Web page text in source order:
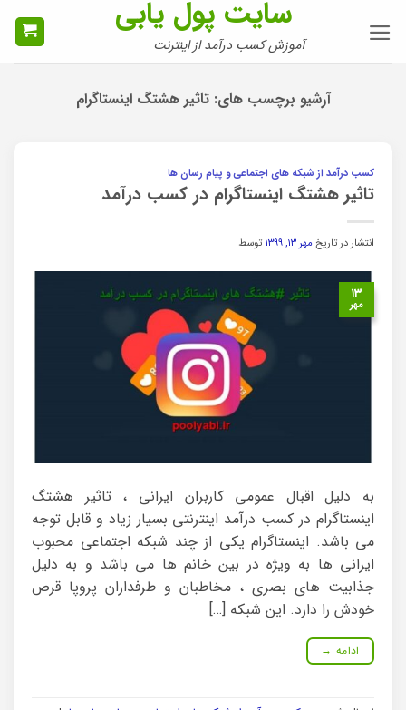
سایت پول یابی
آموزش کسب درآمد از اینترنت
آرشیو برچسب های:تاثیر هشتگ اینستاگرام
کسب درآمد از شبکه های اجتماعی و پیام رسان ها
تاثیر هشتگ اینستاگرام در کسب درآمد
انتشار در تاریخ مهر ۱۳, ۱۳۹۹ توسط
۱۳
مهر
به دلیل اقبال عمومی کاربران ایرانی ، تاثیر هشتگ
اینستاگرام در کسب درآمد اینترنتی بسیار زیاد و قابل توجه
می باشد. اینستاگرام یکی از چند شبکه اجتماعی محبوب
ایرانی ها به ویژه در بین خانم ها می باشد و به دلیل
جذابیت های بصری ، مخاطبان و طرفداران پروپا قرص
خودش را دارد. این شبکه […]
ادامه →